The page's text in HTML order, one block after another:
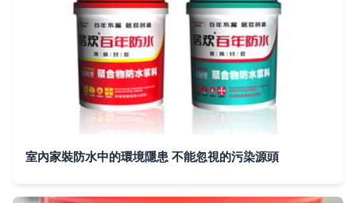
室內家裝防水中的環境隱患 不能忽視的污染源頭